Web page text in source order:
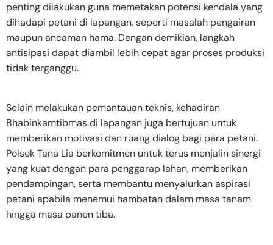
penting dilakukan guna memetakan potensi kendala yang
dihadapi petani di lapangan, seperti masalah pengairan
maupun ancaman hama. Dengan demikian, langkah
antisipasi dapat diambil lebih cepat agar proses produksi
tidak terganggu.
Selain melakukan pemantauan teknis, kehadiran
Bhabinkamtibmas di lapangan juga bertujuan untuk
memberikan motivasi dan ruang dialog bagi para petani.
Polsek Tana Lia berkomitmen untuk terus menjalin sinergi
yang kuat dengan para penggarap lahan, memberikan
pendampingan, serta membantu menyalurkan aspirasi
petani apabila menemui hambatan dalam masa tanam
hingga masa panen tiba.